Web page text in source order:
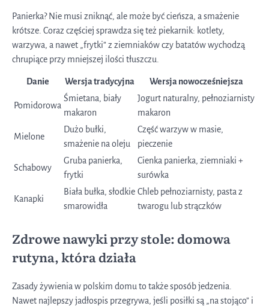
Panierka? Nie musi zniknąć, ale może być cieńsza, a smażenie
krótsze. Coraz częściej sprawdza się też piekarnik: kotlety,
warzywa, a nawet „frytki” z ziemniaków czy batatów wychodzą
chrupiące przy mniejszej ilości tłuszczu.
Danie Wersja tradycyjna Wersja nowocześniejsza
Pomidorowa
Śmietana, biały
makaron
Jogurt naturalny, pełnoziarnisty
makaron
Mielone
Dużo bułki,
smażenie na oleju
Część warzyw w masie,
pieczenie
Schabowy
Gruba panierka,
frytki
Cienka panierka, ziemniaki +
surówka
Kanapki
Biała bułka, słodkie
smarowidła
Chleb pełnoziarnisty, pasta z
twarogu lub strączków
Zdrowe nawyki przy stole: domowa
rutyna, która działa
Zasady żywienia w polskim domu to także sposób jedzenia.
Nawet najlepszy jadłospis przegrywa, jeśli posiłki są „na stojąco” i